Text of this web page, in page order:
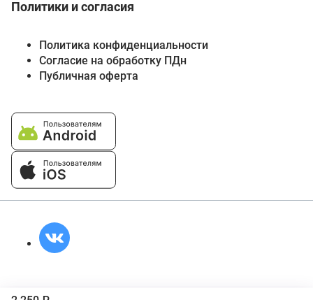
Политики и согласия
Политика конфиденциальности
Согласие на обработку ПДн
Публичная оферта